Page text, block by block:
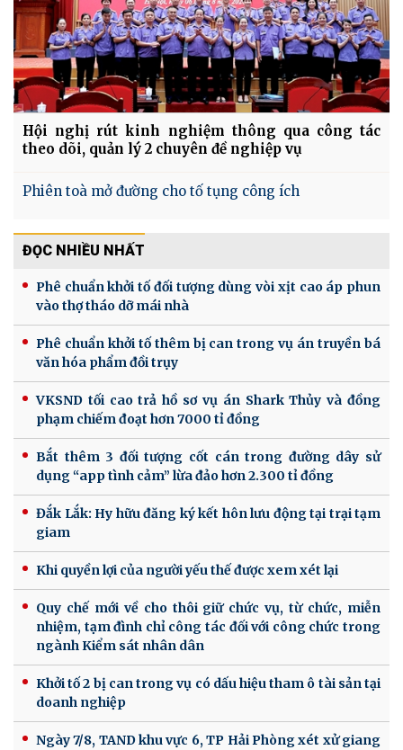
Hội nghị rút kinh nghiệm thông qua công tác
theo dõi, quản lý 2 chuyên đề nghiệp vụ
Phiên toà mở đường cho tố tụng công ích
ĐỌC NHIỀU NHẤT
Phê chuẩn khởi tố đối tượng dùng vòi xịt cao áp phun
vào thợ tháo dỡ mái nhà
Phê chuẩn khởi tố thêm bị can trong vụ án truyền bá
văn hóa phẩm đồi trụy
VKSND tối cao trả hồ sơ vụ án Shark Thủy và đồng
phạm chiếm đoạt hơn 7000 tỉ đồng
Bắt thêm 3 đối tượng cốt cán trong đường dây sử
dụng “app tình cảm” lừa đảo hơn 2.300 tỉ đồng
Đắk Lắk: Hy hữu đăng ký kết hôn lưu động tại trại tạm
giam
Khi quyền lợi của người yếu thế được xem xét lại
Quy chế mới về cho thôi giữ chức vụ, từ chức, miễn
nhiệm, tạm đình chỉ công tác đối với công chức trong
ngành Kiểm sát nhân dân
Khởi tố 2 bị can trong vụ có dấu hiệu tham ô tài sản tại
doanh nghiệp
Ngày 7/8, TAND khu vực 6, TP Hải Phòng xét xử giang